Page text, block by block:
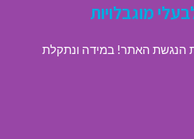
מוגבלויות
הנגשת האתר! במידה ונתקלת